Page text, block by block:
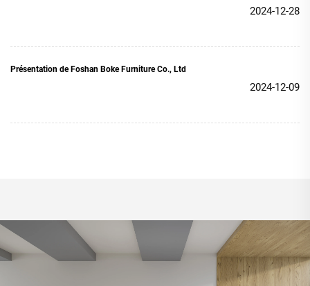
2024-12-28
Présentation de Foshan Boke Furniture Co., Ltd
2024-12-09